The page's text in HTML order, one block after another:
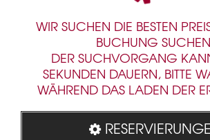
WIR SUCHEN DIE BESTEN
BUCHUNG
DER SUCHVORGANG
SEKUNDEN DAUERN, BITTE
WÄHREND DAS LADEN DER